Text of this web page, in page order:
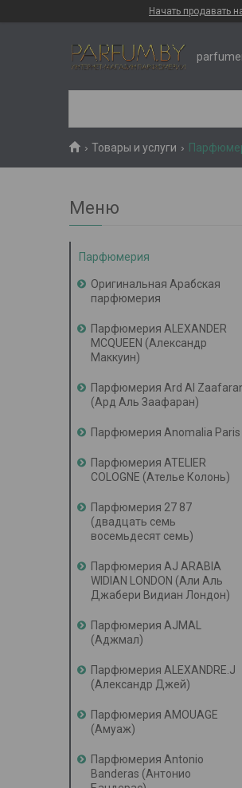
Начать продавать
Товары и услуги
Парфюмерия
Оригинальная Арабская
парфюмерия
Парфюмерия ALEXANDER
MCQUEEN (Александр
Маккуин)
Парфюмерия Ard Al
(Ард Аль Заафаран)
Парфюмерия Anomalia Paris
Парфюмерия ATELIER
COLOGNE (Ателье Колонь)
Парфюмерия 27 87
(двадцать семь
восемьдесят семь)
Парфюмерия AJ ARABIA
WIDIAN LONDON (Али Аль
Джабери Видиан Лондон)
Парфюмерия AJMAL
(Аджмал)
Парфюмерия ALEXANDRE.J
(Александр Джей)
Парфюмерия AMOUAGE
(Амуаж)
Парфюмерия Antonio
Banderas (Антонио